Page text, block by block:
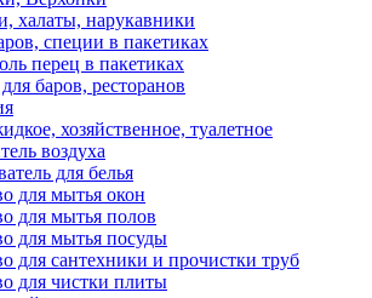
халаты, нарукавники
специи в пакетиках
перец в пакетиках
баров, ресторанов
хозяйственное, туалетное
воздуха
для белья
для мытья окон
для мытья полов
для мытья посуды
для сантехники и прочистки труб
для чистки плиты